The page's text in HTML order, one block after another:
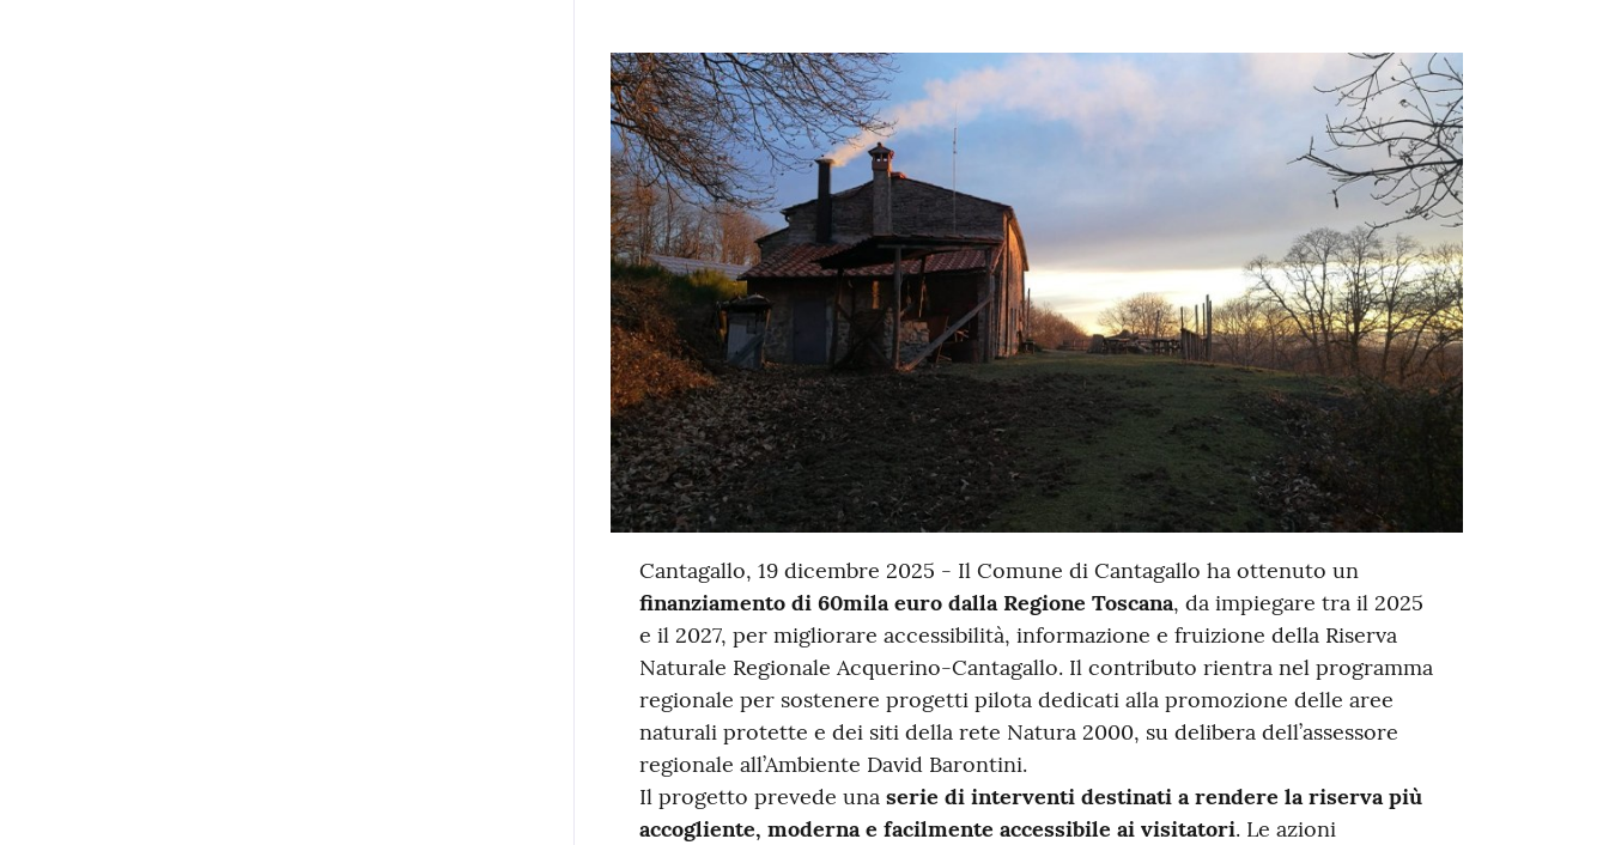
Contenuto
Cantagallo, 19 dicembre 2025 - Il Comune di Cantagallo ha ottenuto un
finanziamento di 60mila euro dalla Regione Toscana, da impiegare tra il 2025
e il 2027, per migliorare accessibilità, informazione e fruizione della Riserva
Naturale Regionale Acquerino-Cantagallo. Il contributo rientra nel programma
regionale per sostenere progetti pilota dedicati alla promozione delle aree
naturali protette e dei siti della rete Natura 2000, su delibera dell’assessore
regionale all’Ambiente David Barontini.
Il progetto prevede una serie di interventi destinati a rendere la riserva più
accogliente, moderna e facilmente accessibile ai visitatori. Le azioni